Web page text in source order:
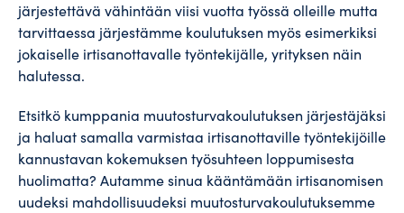
järjestettävä vähintään viisi vuotta työssä olleille mutta
tarvittaessa järjestämme koulutuksen myös esimerkiksi
jokaiselle irtisanottavalle työntekijälle, yrityksen näin
halutessa.
Etsitkö kumppania muutosturvakoulutuksen järjestäjäksi
ja haluat samalla varmistaa irtisanottaville työntekijöille
kannustavan kokemuksen työsuhteen loppumisesta
huolimatta? Autamme sinua kääntämään irtisanomisen
uudeksi mahdollisuudeksi muutosturvakoulutuksemme